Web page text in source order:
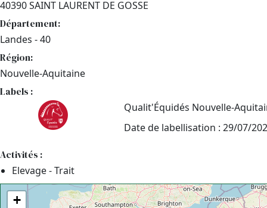
40390 SAINT LAURENT DE GOSSE
Département:
Landes - 40
Région:
Nouvelle-Aquitaine
Labels :
Qualit'Équidés Nouvelle-
Date de labellisation : 29/07/
Activités :
Elevage - Trait
+